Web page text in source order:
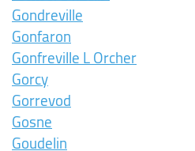
Gondreville
Gonfaron
Gonfreville L Orcher
Gorcy
Gorrevod
Gosne
Goudelin